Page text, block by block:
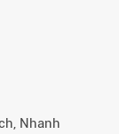
Nhanh